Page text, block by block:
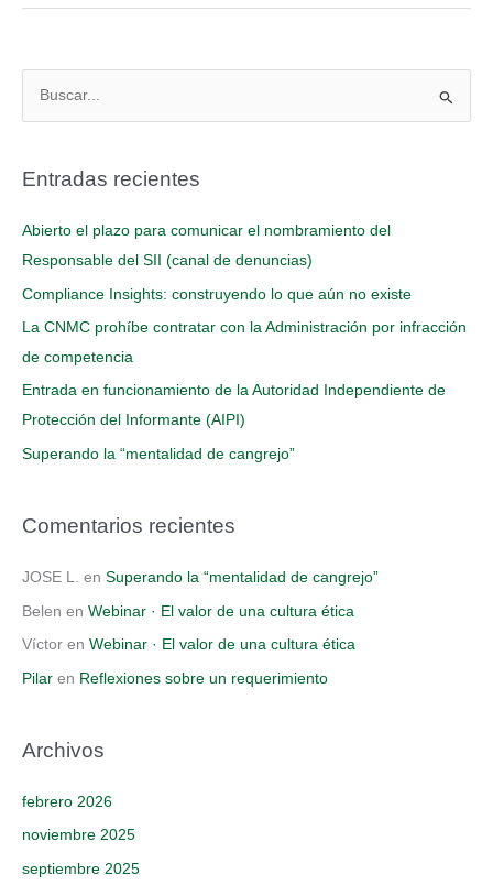
c
Entradas recientes
Abierto el plazo para comunicar el nombramiento del
Responsable del SII (canal de denuncias)
Compliance Insights: construyendo lo que aún no existe
La CNMC prohíbe contratar con la Administración por infracción
de competencia
Entrada en funcionamiento de la Autoridad Independiente de
Protección del Informante (AIPI)
Superando la “mentalidad de cangrejo”
Comentarios recientes
JOSE L. en Superando la “mentalidad de cangrejo”
Belen en Webinar · El valor de una cultura ética
Víctor en Webinar · El valor de una cultura ética
Pilar en Reflexiones sobre un requerimiento
Archivos
febrero 2026
noviembre 2025
septiembre 2025